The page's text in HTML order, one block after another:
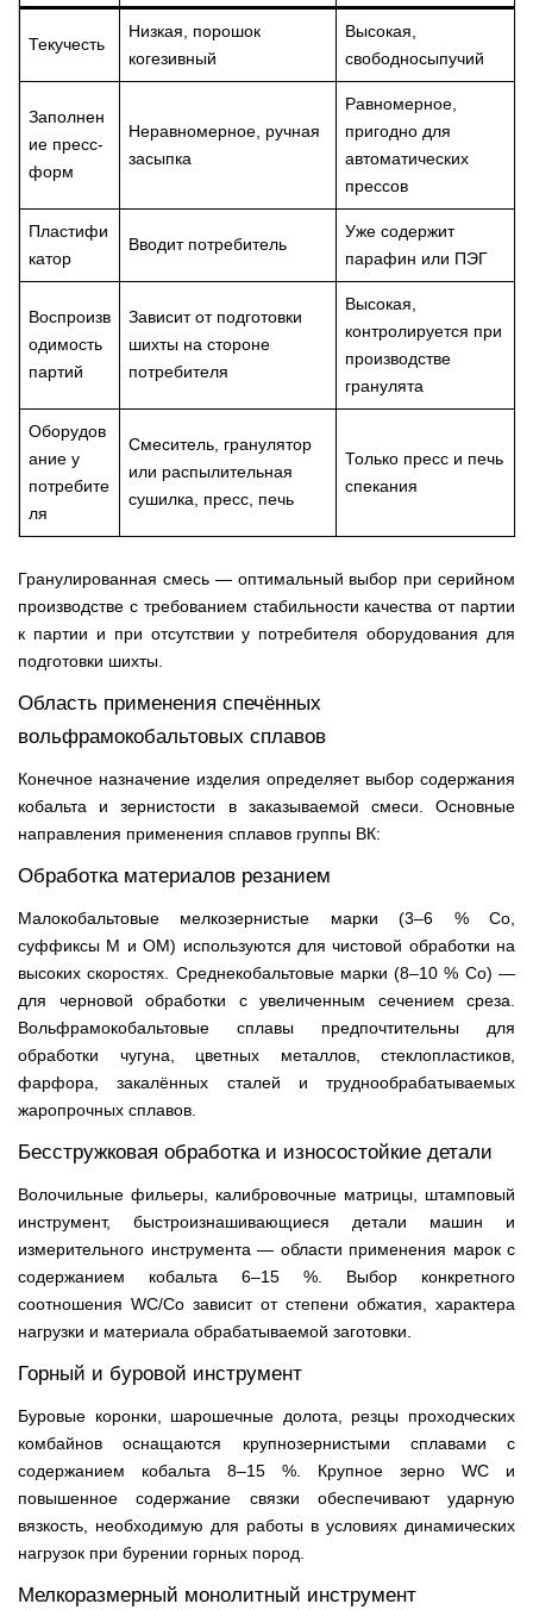
Текучесть
Низкая, порошок
когезивный
Высокая,
свободносыпучий
Заполнен
ие пресс-
форм
Неравномерное, ручная
засыпка
Равномерное,
пригодно для
автоматических
прессов
Пластифи
катор
Вводит потребитель
Уже содержит
парафин или ПЭГ
Воспроизв
одимость
партий
Зависит от подготовки
шихты на стороне
потребителя
Высокая,
контролируется при
производстве
гранулята
Оборудов
ание у
потребите
ля
Смеситель, гранулятор
или распылительная
сушилка, пресс, печь
Только пресс и печь
спекания
Гранулированная смесь — оптимальный выбор при серийном
производстве с требованием стабильности качества от партии
к партии и при отсутствии у потребителя оборудования для
подготовки шихты.
Область применения спечённых
вольфрамокобальтовых сплавов
Конечное назначение изделия определяет выбор содержания
кобальта и зернистости в заказываемой смеси. Основные
направления применения сплавов группы ВК:
Обработка материалов резанием
Малокобальтовые мелкозернистые марки (3–6 % Co,
суффиксы М и ОМ) используются для чистовой обработки на
высоких скоростях. Среднекобальтовые марки (8–10 % Co) —
для черновой обработки с увеличенным сечением среза.
Вольфрамокобальтовые сплавы предпочтительны для
обработки чугуна, цветных металлов, стеклопластиков,
фарфора, закалённых сталей и труднообрабатываемых
жаропрочных сплавов.
Бесстружковая обработка и износостойкие детали
Волочильные фильеры, калибровочные матрицы, штамповый
инструмент, быстроизнашивающиеся детали машин и
измерительного инструмента — области применения марок с
содержанием кобальта 6–15 %. Выбор конкретного
соотношения WC/Co зависит от степени обжатия, характера
нагрузки и материала обрабатываемой заготовки.
Горный и буровой инструмент
Буровые коронки, шарошечные долота, резцы проходческих
комбайнов оснащаются крупнозернистыми сплавами с
содержанием кобальта 8–15 %. Крупное зерно WC и
повышенное содержание связки обеспечивают ударную
вязкость, необходимую для работы в условиях динамических
нагрузок при бурении горных пород.
Мелкоразмерный монолитный инструмент